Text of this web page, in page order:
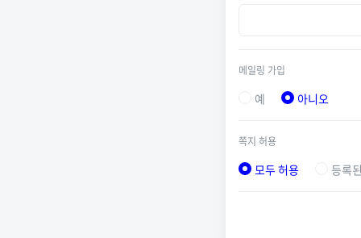
메일링 가입
예 아니오
쪽지 허용
모두 허용 등록